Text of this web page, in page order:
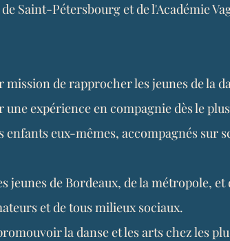
Saint-Pétersbourg et de l'Académie
mission de rapprocher les jeunes de la
expérience en compagnie dès le
eux-mêmes, accompagnés sur
jeunes de Bordeaux, de la métropole,
et de tous milieux sociaux.
la danse et les arts chez les